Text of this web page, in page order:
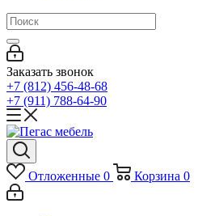
Заказать звонок
+7 (812) 456-48-68
+7 (911) 788-64-90
Отложенные 0 Корзина 0